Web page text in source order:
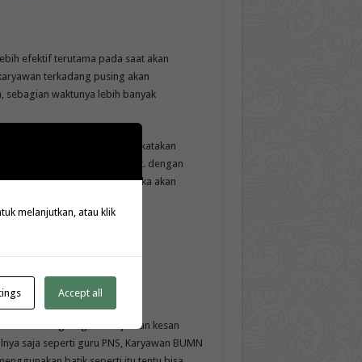
efektif terutama pada saat akan
terkadang pusing akan
sebagian waktunya lebih banyak
berpikir lagi akan hal itu. Dikatakan
seperti apa di hari tersebut. dengan
masalah waktu terutama ketika akan
tidak langsung menunjukkan kesan
saja seperti guru PNS, Karyawan BUMN
melanjutkan, atau klik
Accept all